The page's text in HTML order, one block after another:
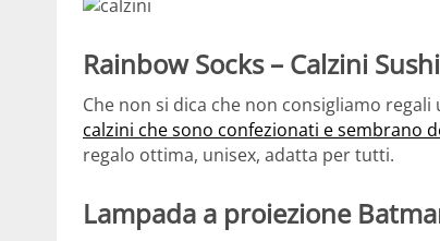
Rainbow Socks – Calzini Sushi
Che non si dica che non consigliamo regali
calzini che sono confezionati e sembrano
regalo ottima, unisex, adatta per tutti.
Lampada a proiezione